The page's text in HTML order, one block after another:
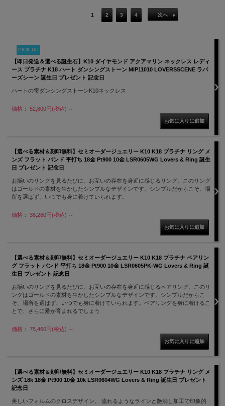
1 2 3 4 次へ
PICK UP
【即日発送＆選べる誕生石】K10 ダイヤモンド アクアマリン ネックレス レディ
ース プラチナ K18 ハート ダンシングストーン MIP11010 LOVERSSCENE ラバ
ーズシーン 誕生日 プレゼント 記念日
ハートの雫ダンシングストーンK10ネックレス
価格： 52,800円(税込) ～
【選べる素材＆刻印無料】セミオーダージュエリー K10 K18 プラチナ リング メ
ンズ フラット バンド 平打ち 18金 Pt900 10金 LSR0605WG Lovers & Ring 誕生
日 プレゼント 記念日
お揃いのリングを見るたびに、お互いの存在を身近に感じるリング。このリング
はゴールドの素材を生かしたシンプルなデザインです。シンプルだからこそ、場
所を選ばず、いつでも身に着けていられます。
価格： 38,280円(税込) ～
【選べる素材＆刻印無料】セミオーダージュエリー K10 K18 プラチナ ペアリン
グ フラット バンド 平打ち 18金 Pt900 10金 LSR0605PK-WG Lovers & Ring 誕
生日 プレゼント 記念日
お揃いのリングを見るたびに、お互いの存在を身近に感じるペアリング。このリ
ングはゴールドの素材を生かしたシンプルなデザインです。シンプルだからこ
そ、場所を選ばず、いつでも身に着けていられます。ペアリングを身に着けるこ
とで、さらに愛が育まれるでしょう
価格： 75,460円(税込) ～
【選べる素材＆刻印無料】セミオーダージュエリー K10 K18 プラチナ リング メ
ンズ 18k 18金 Pt900 10金 10k LSR0604WG Lovers & Ring 誕生日 プレゼント
記念日
美しいフォルムのクロスデザイン。 流れるようなラインと艶消し加工で印象的